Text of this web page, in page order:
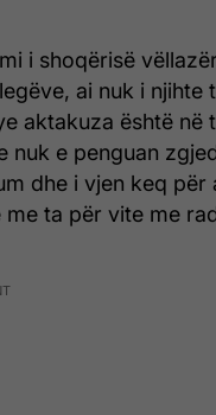
i shoqërisë
ai nuk i njihte
aktakuza është në
nuk e penguan
dhe i vjen keq për
ta për vite me